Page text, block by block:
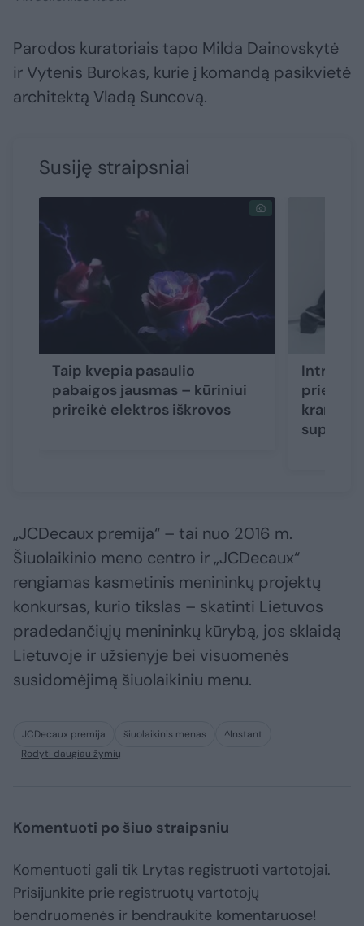
Parodos kuratoriais tapo Milda Dainovskytė
ir Vytenis Burokas, kurie į komandą pasikvietė
architektą Vladą Suncovą.
Susiję straipsniai
Taip kvepia pasaulio
pabaigos jausmas – kūriniui
prireikė elektros iškrovos
prie
krantų
„JCDecaux premija“ – tai nuo 2016 m.
Šiuolaikinio meno centro ir „JCDecaux“
rengiamas kasmetinis menininkų projektų
konkursas, kurio tikslas – skatinti Lietuvos
pradedančiųjų menininkų kūrybą, jos sklaidą
Lietuvoje ir užsienyje bei visuomenės
susidomėjimą šiuolaikiniu menu.
JCDecaux premija šiuolaikinis menas
^Instant
Rodyti daugiau žymių
Komentuoti po šiuo straipsniu
Komentuoti gali tik Lrytas registruoti vartotojai.
Prisijunkite prie registruotų vartotojų
bendruomenės ir bendraukite komentaruose!